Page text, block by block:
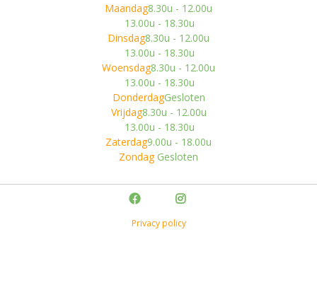
Maandag8.30u - 12.00u
13.00u - 18.30u
Dinsdag8.30u - 12.00u
13.00u - 18.30u
Woensdag8.30u - 12.00u
13.00u - 18.30u
DonderdagGesloten
Vrijdag8.30u - 12.00u
13.00u - 18.30u
Zaterdag9.00u - 18.00u
Zondag Gesloten
Privacy policy